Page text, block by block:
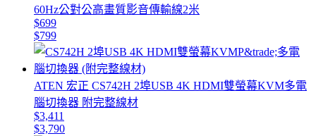
60Hz公對公高畫質影音傳輸線2米
$699
$799
ATEN 宏正 CS742H 2埠USB 4K HDMI雙螢幕KVM多電
腦切換器 附完整線材
$3,411
$3,790